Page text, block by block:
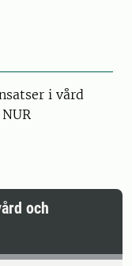
i vård
och